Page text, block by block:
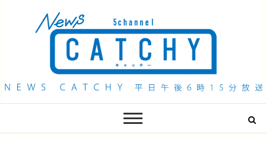
QAB NEWS Headline